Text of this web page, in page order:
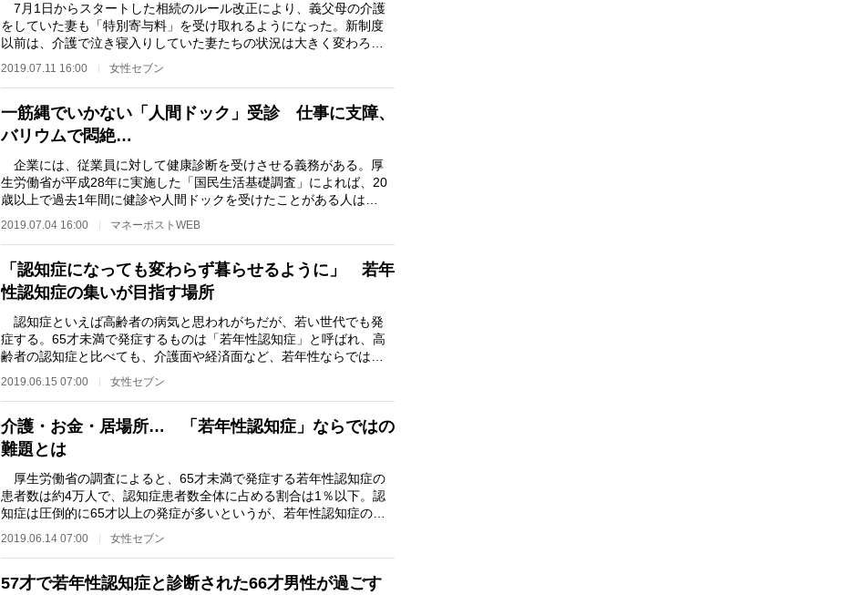
7月1日からスタートした相続のルール改正により、義父母の介護
をしていた妻も「特別寄与料」を受け取れるようになった。新制度
以前は、介護で泣き寝入りしていた妻たちの状況は大きく変わろう
としている。 愛知…
2019.07.11 16:00 女性セブン
一筋縄でいかない「人間ドック」受診 仕事に支障、
バリウムで悶絶…
企業には、従業員に対して健康診断を受けさせる義務がある。厚
生労働省が平成28年に実施した「国民生活基礎調査」によれば、20
歳以上で過去1年間に健診や人間ドックを受けたことがある人は
67.3％。従業員の健康維…
2019.07.04 16:00 マネーポストWEB
「認知症になっても変わらず暮らせるように」 若年
性認知症の集いが目指す場所
認知症といえば高齢者の病気と思われがちだが、若い世代でも発
症する。65才未満で発症するものは「若年性認知症」と呼ばれ、高
齢者の認知症と比べても、介護面や経済面など、若年性ならではの
難題も少なくない。…
2019.06.15 07:00 女性セブン
介護・お金・居場所… 「若年性認知症」ならではの
難題とは
厚生労働省の調査によると、65才未満で発症する若年性認知症の
患者数は約4万人で、認知症患者数全体に占める割合は1％以下。認
知症は圧倒的に65才以上の発症が多いというが、若年性認知症の平
均発症年齢は51才。…
2019.06.14 07:00 女性セブン
57才で若年性認知症と診断された66才男性が過ごす